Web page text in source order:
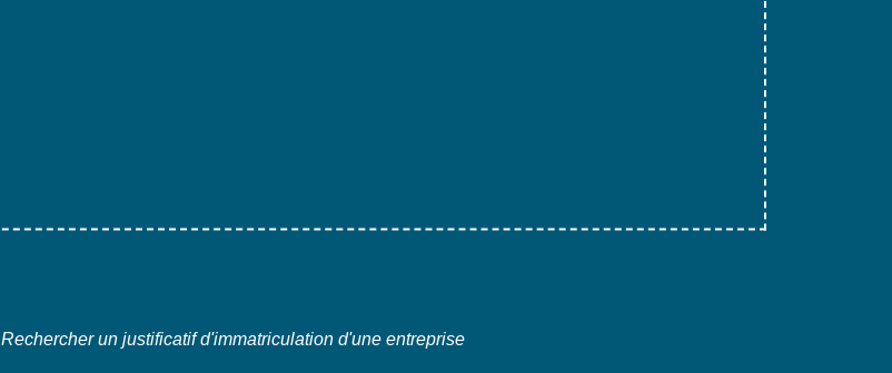
Rechercher un justificatif d'immatriculation d'une entreprise